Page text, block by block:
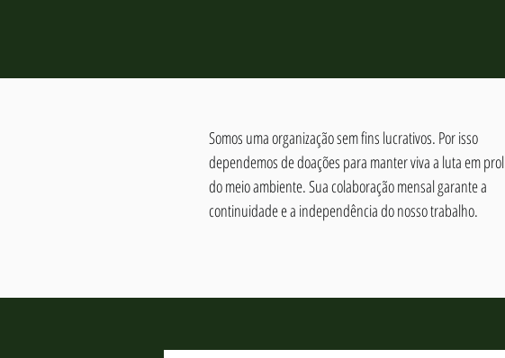
Somos uma organização sem fins lucrativos. Por isso
dependemos de doações para manter viva a luta em prol
do meio ambiente. Sua colaboração mensal garante a
continuidade e a independência do nosso trabalho.